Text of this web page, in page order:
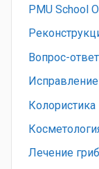
PMU School
Вопрос-
Лечение